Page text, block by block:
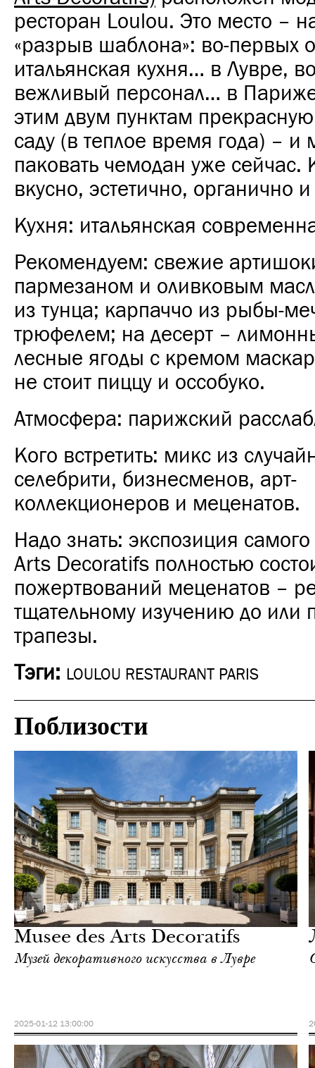
ресторан Loulou. Это место –
«разрыв шаблона»: во-первых
итальянская кухня… в Лувре,
вежливый персонал… в
этим двум пунктам
саду (в теплое время года) – и
паковать чемодан уже сейчас.
вкусно, эстетично, органично
Кухня: итальянская
Рекомендуем: свежие
пармезаном и оливковым
из тунца; карпаччо из рыбы-
трюфелем; на десерт –
лесные ягоды с кремом
не стоит пиццу и оссобуко.
Атмосфера: парижский
Кого встретить: микс из
селебрити, бизнесменов, арт-
коллекционеров и меценатов.
Надо знать: экспозиция
Arts Decoratifs полностью
пожертвований меценатов –
тщательному изучению до или
трапезы.
Тэги: LOULOU RESTAURANT PARIS
Поблизости
Musee des Arts Decoratifs
Музей декоративного искусства в Лувре
2025-01-12 13:00:00